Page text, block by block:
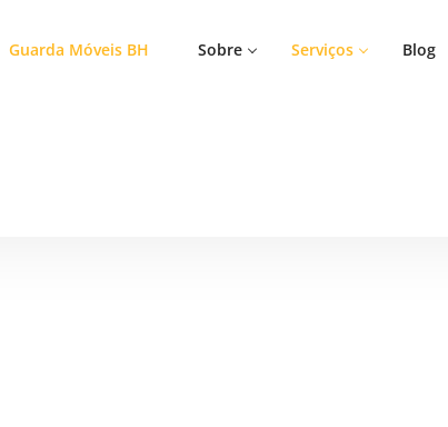
Guarda Móveis BH Sobre Serviços Blog